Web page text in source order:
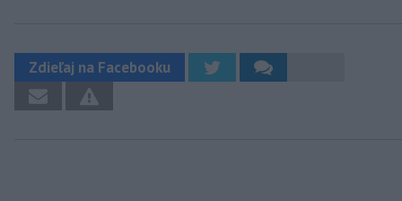
Zdieľaj na Facebooku